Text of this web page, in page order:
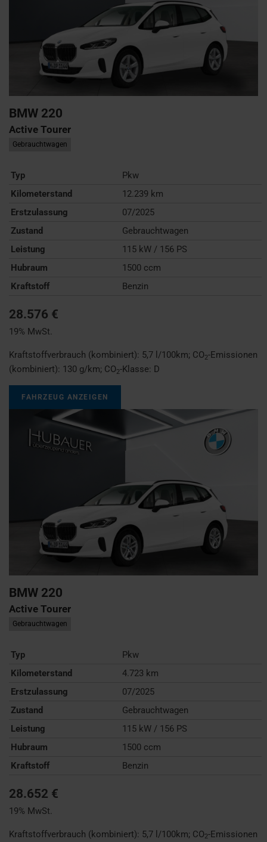
BMW 220
Active Tourer
Gebrauchtwagen
Typ
Pkw
Kilometerstand
12.239 km
Erstzulassung
07/2025
Zustand
Gebrauchtwagen
Leistung
115 kW / 156 PS
Hubraum
1500 ccm
Kraftstoff
Benzin
28.576 €
19% MwSt.
Kraftstoffverbrauch (kombiniert): 5,7 l/100km; CO2-Emissionen
(kombiniert): 130 g/km; CO2-Klasse: D
FAHRZEUG ANZEIGEN
BMW 220
Active Tourer
Gebrauchtwagen
Typ
Pkw
Kilometerstand
4.723 km
Erstzulassung
07/2025
Zustand
Gebrauchtwagen
Leistung
115 kW / 156 PS
Hubraum
1500 ccm
Kraftstoff
Benzin
28.652 €
19% MwSt.
Kraftstoffverbrauch (kombiniert): 5,7 l/100km; CO2-Emissionen